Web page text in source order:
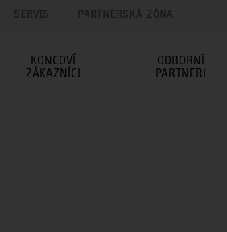
SERVIS PARTNERSKÁ ZÓNA
KONCOVÍ
ZÁKAZNÍCI
ODBORNÍ
PARTNERI